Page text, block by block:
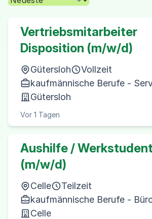
Vertriebsmitarbeiter
Disposition (m/w/d)
Gütersloh
Vollzeit
kaufmännische Berufe -
Gütersloh
Vor 1 Tagen
Aushilfe /
(m/w/d)
Celle
Teilzeit
kaufmännische Berufe -
Celle